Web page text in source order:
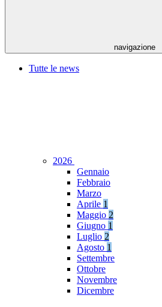
navigazione
Tutte le news
2026
Gennaio
Febbraio
Marzo
Aprile 1
Maggio 2
Giugno 1
Luglio 2
Agosto 1
Settembre
Ottobre
Novembre
Dicembre